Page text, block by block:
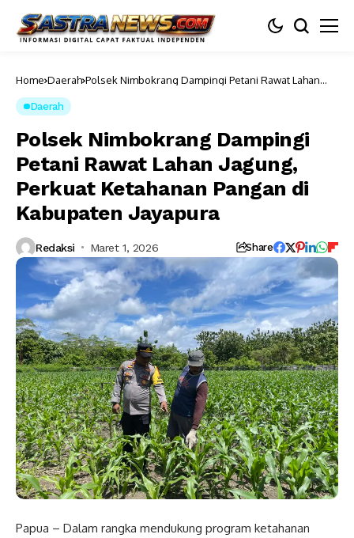
Home Daerah Polsek Nimbokrang Dampingi Petani Rawat Lahan
Daerah
Polsek Nimbokrang Dampingi
Petani Rawat Lahan Jagung,
Perkuat Ketahanan Pangan di
Kabupaten Jayapura
Redaksi Maret 1, 2026 Share
Papua – Dalam rangka mendukung program ketahanan